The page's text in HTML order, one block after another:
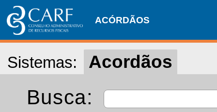
ACÓRDÃOS
Sistemas: Acordãos
Busca: